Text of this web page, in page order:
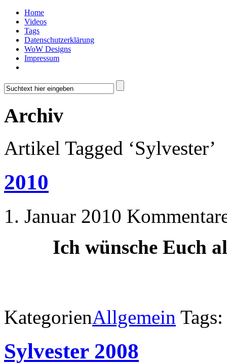
Home
Videos
Tags
Datenschutzerklärung
WoW Designs
Impressum
Archiv
Artikel Tagged ‘Sylvester’
2010
1. Januar 2010
Ich wünsche Euch
KategorienAllgemein
Sylvester 2008